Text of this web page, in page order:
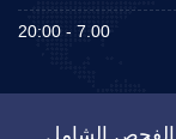
7.00 - 20:00